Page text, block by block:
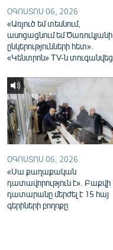
ՕԳՈՍՏՈՍ 06, 2026
«Առյուծ եմ տեսնում,
ասոցացնում եմ Ծառուկյանի
ընկերությունների հետ».
«Կենտրոն» TV-ն տուգանվեց
ՕԳՈՍՏՈՍ 06, 2026
«Սա քաղաքական
դատավորություն է». Բաքվի
դատարանը մերժել է 15 հայ
գերիների բողոքը